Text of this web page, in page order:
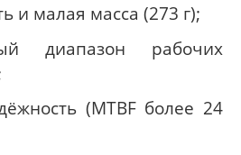
и малая масса (273 г);
диапазон рабочих
(MTBF более 24